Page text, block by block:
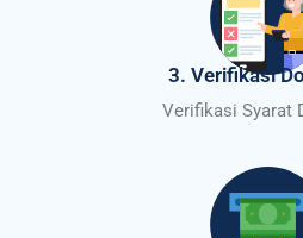
3. Verifikasi
Verifikasi Syarat